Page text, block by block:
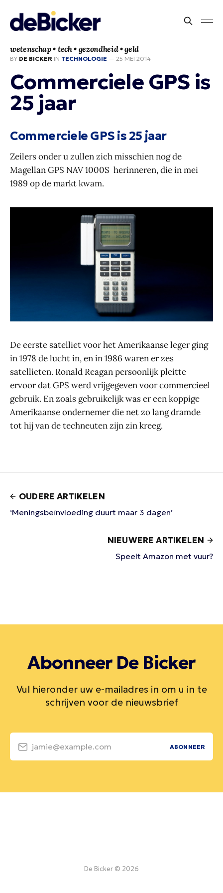
wetenschap • tech • gezondheid • geld
BY DE BICKER IN TECHNOLOGIE — 25 MEI 2014
Commerciele GPS is
25 jaar
Commerciele GPS is 25 jaar
Zeilers onder u zullen zich misschien nog de
Magellan GPS NAV 1000S herinneren, die in mei
1989 op de markt kwam.
De eerste satelliet voor het Amerikaanse leger ging
in 1978 de lucht in, en in 1986 waren er zes
satellieten. Ronald Reagan persoonlijk pleitte
ervoor dat GPS werd vrijgegeven voor commercieel
gebruik. En zoals gebruikelijk was er een koppige
Amerikaanse ondernemer die net zo lang dramde
tot hij van de techneuten zijn zin kreeg.
OUDERE ARTIKELEN
‘Meningsbeïnvloeding duurt maar 3 dagen’
NIEUWERE ARTIKELEN
Speelt Amazon met vuur?
Abonneer De Bicker
Vul hieronder uw e-mailadres in om u in te
schrijven voor de nieuwsbrief
jamie@example.com ABONNEER
De Bicker © 2026